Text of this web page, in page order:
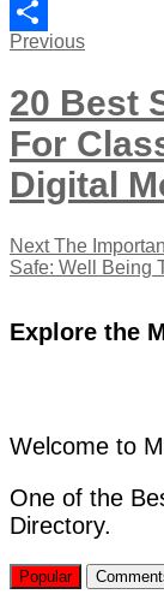
Facebook
Share
Post
navigation
PreviousPrevious
20 Best
For
Digital
Next Next
post:
The
Safe: Well Being
Explore the
Welcome to
One of the
Directory.
Popular